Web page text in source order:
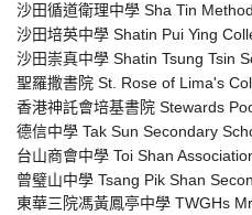
沙田循道衛理中學 Sha Tin
沙田培英中學 Shatin Pui Ying
沙田崇真中學 Shatin Tsung Tsin
聖羅撒書院 St. Rose of Lima's
香港神託會培基書院 Stewards
德信中學 Tak Sun Secondary
台山商會中學 Toi Shan
曾璧山中學 Tsang Pik Shan
東華三院馮黃鳳亭中學 TWGHs